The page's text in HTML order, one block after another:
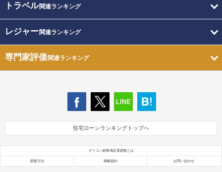
トラベル関連ランキング
レジャー関連ランキング
専門家評価関連ランキング
住宅ローンランキングトップへ
オリコン顧客満足度調査とは
調査方法 掲載規約 お問い合わせ